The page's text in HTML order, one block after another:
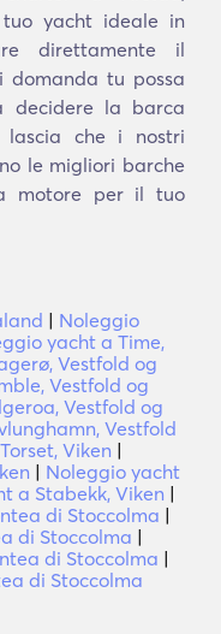
yacht ideale in
direttamente il
domanda tu possa
decidere la barca
che i nostri
le migliori barche
motore per il tuo
| Noleggio
yacht a Time,
Vestfold og
Vestfold og
Vestfold og
Vestfold
Viken |
| Noleggio yacht
a Stabekk, Viken |
di Stoccolma |
di Stoccolma |
di Stoccolma |
di Stoccolma